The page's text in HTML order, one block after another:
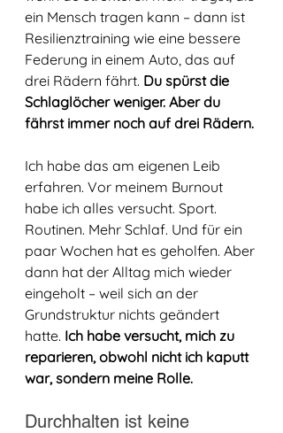
ein Mensch tragen kann – dann ist
Resilienztraining wie eine bessere
Federung in einem Auto, das auf
drei Rädern fährt. Du spürst die
Schlaglöcher weniger. Aber du
fährst immer noch auf drei Rädern.
Ich habe das am eigenen Leib
erfahren. Vor meinem Burnout
habe ich alles versucht. Sport.
Routinen. Mehr Schlaf. Und für ein
paar Wochen hat es geholfen. Aber
dann hat der Alltag mich wieder
eingeholt – weil sich an der
Grundstruktur nichts geändert
hatte. Ich habe versucht, mich zu
reparieren, obwohl nicht ich kaputt
war, sondern meine Rolle.
Durchhalten ist keine